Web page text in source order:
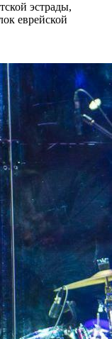
эстрады,
еврейской